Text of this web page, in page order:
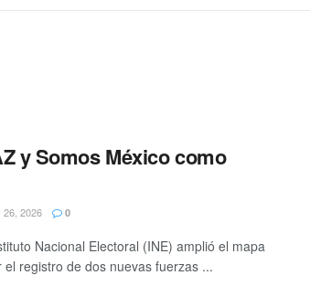
y Somos México como
2026 0
Nacional Electoral (INE) amplió el mapa
registro de dos nuevas fuerzas ...